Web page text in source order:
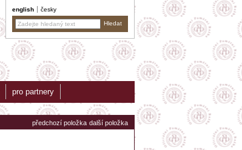
english česky
pro partnery
předchozí položka další položka